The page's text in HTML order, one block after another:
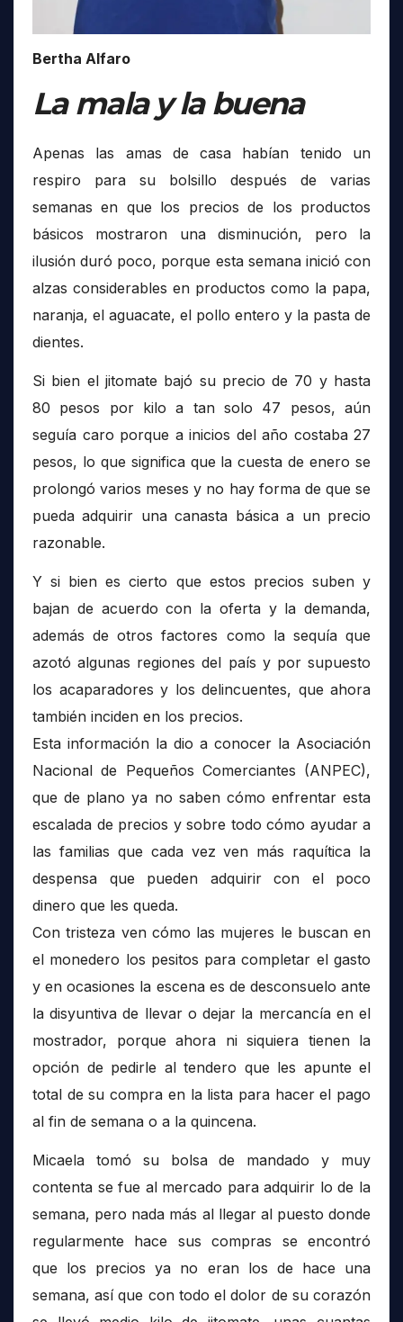
Bertha Alfaro
La mala y la buena
Apenas las amas de casa habían tenido un
respiro para su bolsillo después de varias
semanas en que los precios de los productos
básicos mostraron una disminución, pero la
ilusión duró poco, porque esta semana inició con
alzas considerables en productos como la papa,
naranja, el aguacate, el pollo entero y la pasta de
dientes.
Si bien el jitomate bajó su precio de 70 y hasta
80 pesos por kilo a tan solo 47 pesos, aún
seguía caro porque a inicios del año costaba 27
pesos, lo que significa que la cuesta de enero se
prolongó varios meses y no hay forma de que se
pueda adquirir una canasta básica a un precio
razonable.
Y si bien es cierto que estos precios suben y
bajan de acuerdo con la oferta y la demanda,
además de otros factores como la sequía que
azotó algunas regiones del país y por supuesto
los acaparadores y los delincuentes, que ahora
también inciden en los precios.
Esta información la dio a conocer la Asociación
Nacional de Pequeños Comerciantes (ANPEC),
que de plano ya no saben cómo enfrentar esta
escalada de precios y sobre todo cómo ayudar a
las familias que cada vez ven más raquítica la
despensa que pueden adquirir con el poco
dinero que les queda.
Con tristeza ven cómo las mujeres le buscan en
el monedero los pesitos para completar el gasto
y en ocasiones la escena es de desconsuelo ante
la disyuntiva de llevar o dejar la mercancía en el
mostrador, porque ahora ni siquiera tienen la
opción de pedirle al tendero que les apunte el
total de su compra en la lista para hacer el pago
al fin de semana o a la quincena.
Micaela tomó su bolsa de mandado y muy
contenta se fue al mercado para adquirir lo de la
semana, pero nada más al llegar al puesto donde
regularmente hace sus compras se encontró
que los precios ya no eran los de hace una
semana, así que con todo el dolor de su corazón